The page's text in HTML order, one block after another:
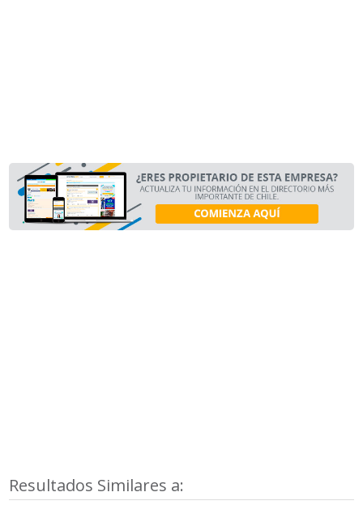
Resultados Similares a: